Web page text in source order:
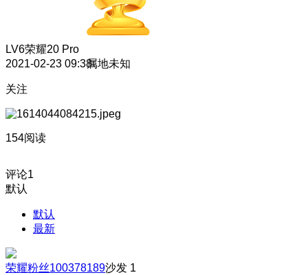
LV6荣耀20 Pro
2021-02-23 09:38属地未知
关注
154阅读
评论1
默认
默认
最新
荣耀粉丝100378189沙发 1